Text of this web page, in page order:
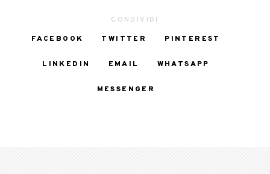
CONDIVIDI
FACEBOOK
TWITTER PINTEREST
LINKEDIN EMAIL WHATSAPP
MESSENGER